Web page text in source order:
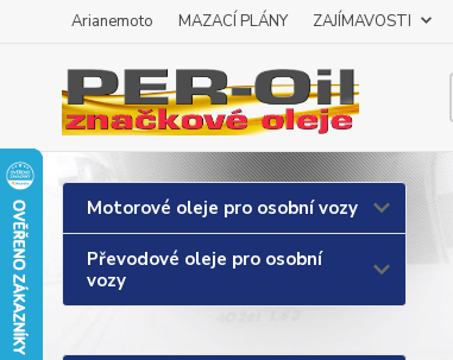
Arianemoto MAZACÍ PLÁNY ZAJÍMAVOSTI
Motorové oleje pro osobní vozy
Převodové oleje pro osobní
vozy